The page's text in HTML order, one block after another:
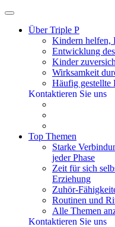
Über Triple P
Kindern helfen,
Entwicklung
Kinder
Wirksamkeit
Häufig gestellte
Kontaktieren Sie uns
Top Themen
Starke
jeder Phase
Zeit für sich
Erziehung
Zuhör-
Routinen und
Alle Themen
Kontaktieren Sie uns